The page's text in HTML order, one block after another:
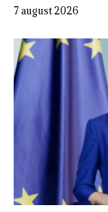
7 august 2026